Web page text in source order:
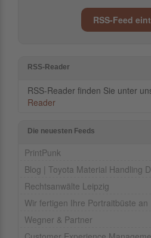
RSS-Feed
RSS-Reader
RSS-Reader finden Sie unter
Reader
Die neuesten Feeds
PrintPunk
Blog | Toyota Material Handling
Rechtsanwälte Leipzig
Wir fertigen Ihre Portraitbüste an
Wegner & Partner